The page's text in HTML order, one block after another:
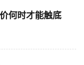
何时才能触底